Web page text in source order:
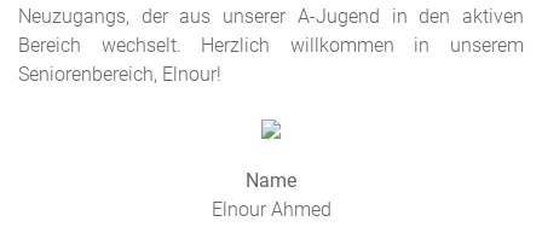
Neuzugangs, der aus unserer A-Jugend in den aktiven
Bereich wechselt. Herzlich willkommen in unserem
Seniorenbereich, Elnour!
Name
Elnour Ahmed